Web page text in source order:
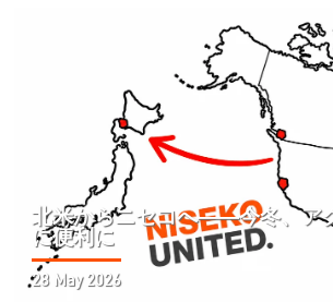
北米からニセコへ――今冬、ア
に便利に
28 May 2026